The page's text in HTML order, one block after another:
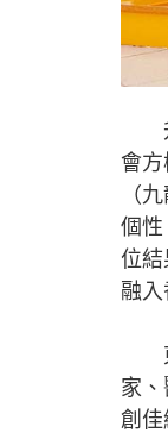
升
會方
（
個性
位
融入
東
家
創